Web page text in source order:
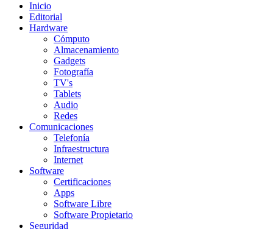
Inicio
Editorial
Hardware
Cómputo
Almacenamiento
Gadgets
Fotografía
TV's
Tablets
Audio
Redes
Comunicaciones
Telefonía
Infraestructura
Internet
Software
Certificaciones
Apps
Software Libre
Software Propietario
Seguridad